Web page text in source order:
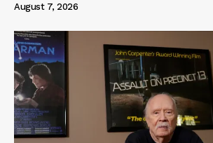
August 7, 2026